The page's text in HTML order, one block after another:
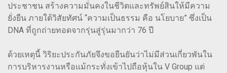
ประชาชน สร้างความมั่นคงในชีวิตและทรัพย์สินให้มีความ
ยั่งยืน ภายใต้วิสัยทัศน์ “ความเป็นธรรม คือ นโยบาย” ซึ่งเป็น
DNA ที่ถูกถ่ายทอดจากรุ่นสู่รุ่นมากว่า 76 ปี
ด้วยเหตุนี้ วิริยะประกันภัยจึงขอยืนยันว่าไม่มีส่วนเกี่ยวพันใน
การบริหารงานหรือแม้กระทั่งเข้าไปถือหุ้นใน V Group แต่